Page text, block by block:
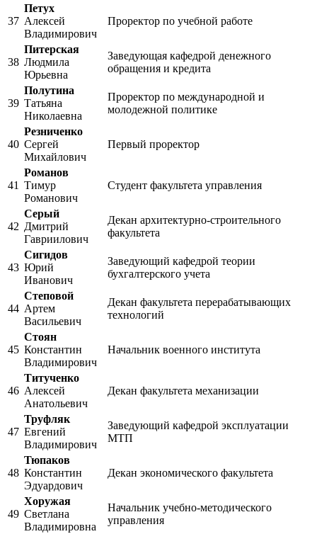
37
Петух
Алексей
Владимирович
Проректор по учебной работе
38
Питерская
Людмила
Юрьевна
Заведующая кафедрой денежного
обращения и кредита
39
Полутина
Татьяна
Николаевна
Проректор по международной и
молодежной политике
40
Резниченко
Сергей
Михайлович
Первый проректор
41
Романов
Тимур
Романович
Студент факультета управления
42
Серый
Дмитрий
Гавриилович
Декан архитектурно-строительного
факультета
43
Сигидов
Юрий
Иванович
Заведующий кафедрой теории
бухгалтерского учета
44
Степовой
Артем
Васильевич
Декан факультета перерабатывающих
технологий
45
Стоян
Константин
Владимирович
Начальник военного института
46
Титученко
Алексей
Анатольевич
Декан факультета механизации
47
Труфляк
Евгений
Владимирович
Заведующий кафедрой эксплуатации
МТП
48
Тюпаков
Константин
Эдуардович
Декан экономического факультета
49
Хоружая
Светлана
Владимировна
Начальник учебно-методического
управления